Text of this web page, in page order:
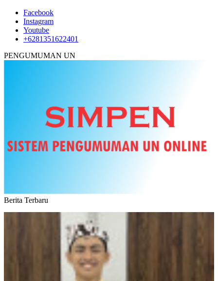
Facebook
Instagram
Youtube
+6281351622401
PENGUMUMAN UN
Berita Terbaru